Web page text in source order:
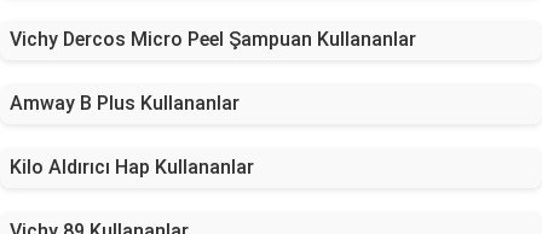
Vichy Dercos Micro Peel Şampuan Kullananlar
Amway B Plus Kullananlar
Kilo Aldırıcı Hap Kullananlar